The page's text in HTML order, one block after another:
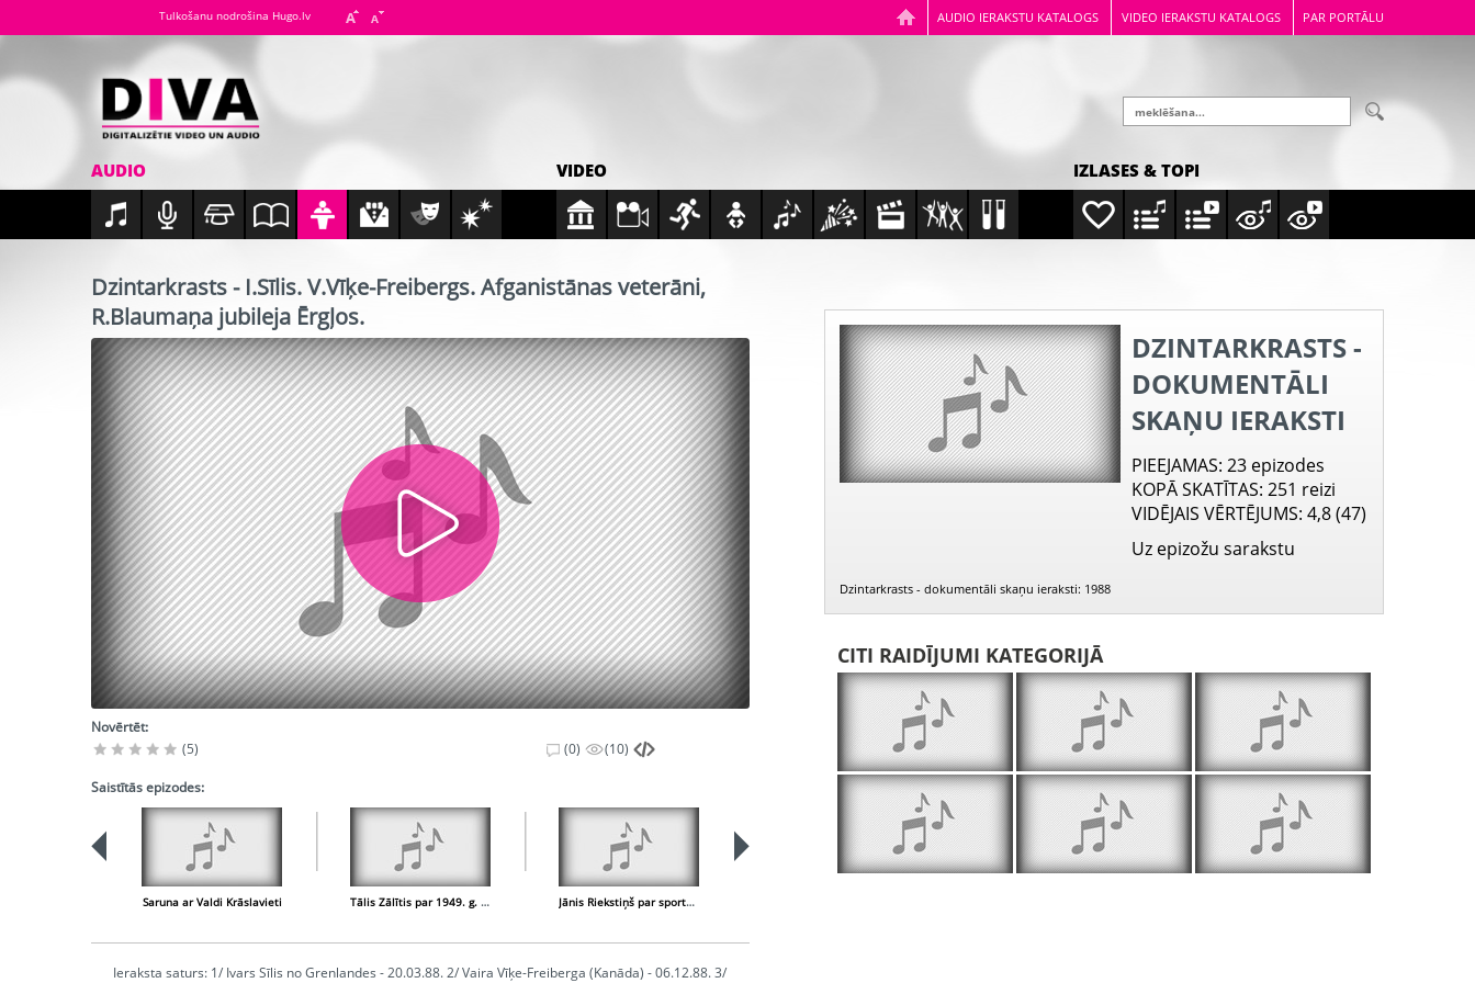
AUDIO IERAKSTU KATALOGS VIDEO IERAKSTU KATALOGS PAR PORTĀLU
Tulkošanu nodrošina Hugo.lv
AUDIO VIDEO IZLASES & TOPI
Dzintarkrasts - I.Sīlis. V.Vīķe-Freibergs. Afganistānas veterāni,
R.Blaumaņa jubileja Ērgļos.
Novērtēt:
(5)
(0) (10)
Saistītās epizodes:
Saruna ar Valdi Krāslavieti Tālis Zālītis par 1949. g. deportāciju Jānis Riekstiņš par sportu 30. gados Latvijā
Ieraksta saturs: 1/ Ivars Sīlis no Grenlandes - 20.03.88. 2/ Vaira Vīķe-Freiberga (Kanāda) - 06.12.88. 3/
DZINTARKRASTS -
DOKUMENTĀLI
SKAŅU IERAKSTI
PIEEJAMAS: 23 epizodes
KOPĀ SKATĪTAS: 251 reizi
VIDĒJAIS VĒRTĒJUMS: 4,8 (47)
Uz epizožu sarakstu
Dzintarkrasts - dokumentāli skaņu ieraksti: 1988
CITI RAIDĪJUMI KATEGORIJĀ